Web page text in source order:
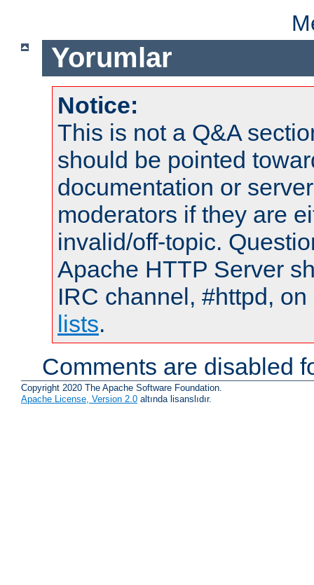
Yorumlar
Notice:
This is not a Q&A
should be pointed
documentation or
moderators if they are
invalid/off-topic.
Apache HTTP Server
IRC channel, #httpd,
lists.
Comments are disabled
Copyright 2020 The Apache Software Foundation.
Apache License, Version 2.0 altında lisanslıdır.